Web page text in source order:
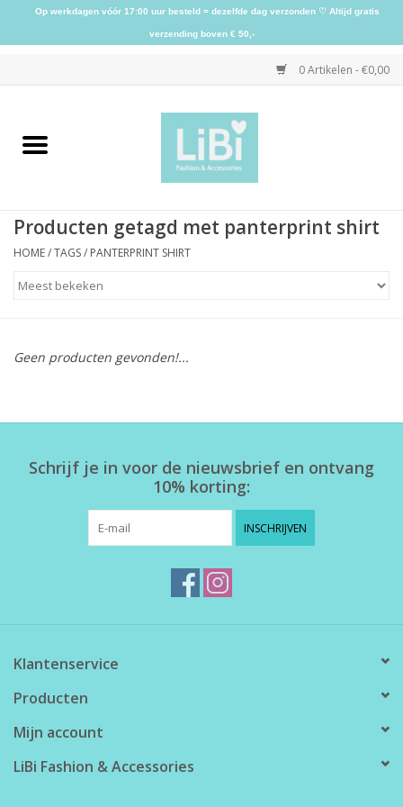
0 Artikelen - €0,00
Home
Schoenen
Herensokken
Producten getagd met panterprint shirt
HOME/TAGS/ PANTERPRINT SHIRT
Geen producten gevonden!...
Schrijf je in voor de nieuwsbrief en ontvang
10% korting:
INSCHRIJVEN
Klantenservice
Producten
Mijn account
LiBi Fashion & Accessories
Op werkdagen vóór 17:00 uur besteld = dezelfde dag verzonden ♡ Altijd gratis
verzending boven € 50,-